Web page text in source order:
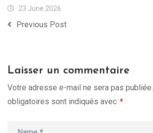
23 June 2026
Previous Post
Laisser un commentaire
Votre adresse e-mail ne sera pas publiée.
obligatoires sont indiqués avec *